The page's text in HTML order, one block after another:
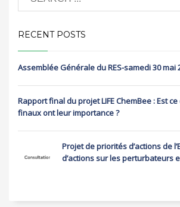
RECENT POSTS
Assemblée Générale du RES-samedi 30 mai
Rapport final du projet LIFE ChemBee : Est
finaux ont leur importance ?
Projet de priorités d’actions de
d’actions sur les perturbateurs